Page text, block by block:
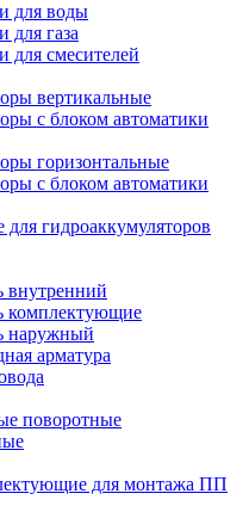
для воды
для газа
для смесителей
вертикальные
с блоком автоматики
горизонтальные
с блоком автоматики
гидроаккумуляторов
внутренний
комплектующие
наружный
арматура
поворотные
для монтажа ПП